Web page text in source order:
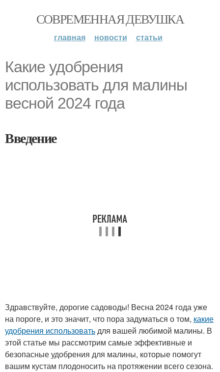
СОВРЕМЕННАЯ ДЕВУШКА
главная новости статьи
Какие удобрения
использовать для малины
весной 2024 года
Введение
Здравствуйте, дорогие садоводы! Весна 2024 года уже
на пороге, и это значит, что пора задуматься о том, какие
удобрения использоватьдля вашей любимой малины. В
этой статье мы рассмотрим самые эффективные и
безопасные удобрения для малины, которые помогут
вашим кустам плодоносить на протяжении всего сезона.